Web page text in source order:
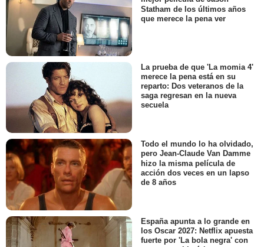
Statham de los últimos años
que merece la pena ver
La prueba de que 'La momia 4'
merece la pena está en su
reparto: Dos veteranos de la
saga regresan en la nueva
secuela
Todo el mundo lo ha olvidado,
pero Jean-Claude Van Damme
hizo la misma película de
acción dos veces en un lapso
de 8 años
España apunta a lo grande en
los Oscar 2027: Netflix apuesta
fuerte por 'La bola negra' con